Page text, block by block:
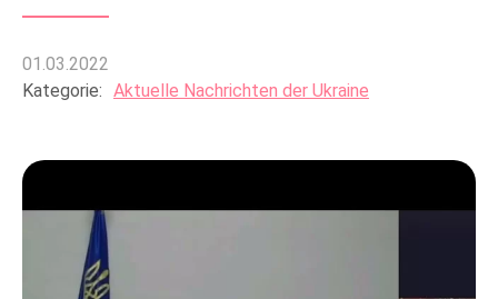
01.03.2022
Kategorie: Aktuelle Nachrichten der Ukraine